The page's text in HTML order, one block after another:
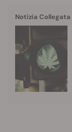
Notizia Collegata